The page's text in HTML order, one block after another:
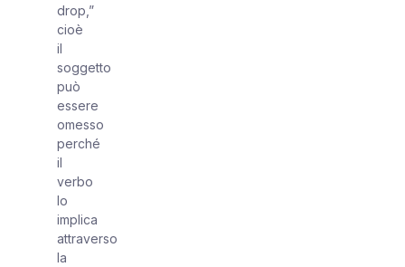
drop,”
cioè
il
soggetto
può
essere
omesso
perché
il
verbo
lo
implica
attraverso
la